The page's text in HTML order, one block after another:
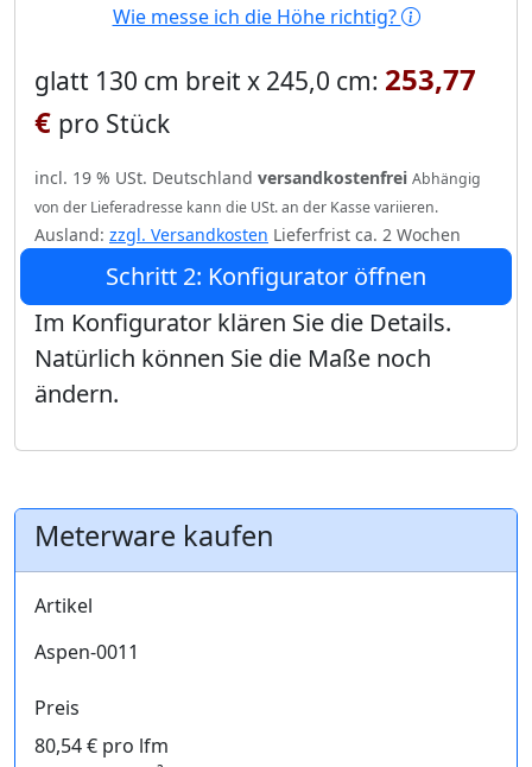
Wie messe ich die Höhe richtig?
glatt 130 cm breit x 245,0 cm: 253,77
€ pro Stück
incl. 19 % USt. Deutschland versandkostenfrei Abhängig
von der Lieferadresse kann die USt. an der Kasse variieren.
Ausland: zzgl. Versandkosten Lieferfrist ca. 2 Wochen
Schritt 2: Konfigurator öffnen
Im Konfigurator klären Sie die Details.
Natürlich können Sie die Maße noch
ändern.
Meterware kaufen
Artikel
Aspen-0011
Preis
80,54 € pro lfm